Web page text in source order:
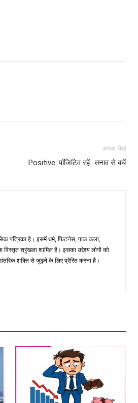
अगला लेख
Positive: पॉजिटिव रहें.. तनाव से बचें
पत्रिका है। इसमें धर्म, फिटनेस, पाक कला,
विस्तृत श्रृंखला शामिल है। इसका उद्देश्य लोगों को
शक्ति से जुड़ने के लिए प्रेरित करना है।